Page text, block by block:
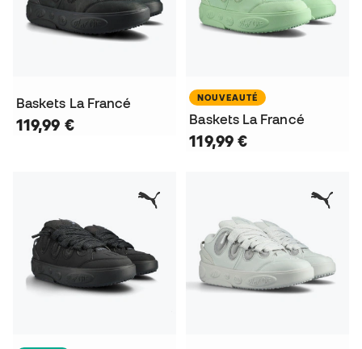
Baskets La Francé
119,99 €
NOUVEAUTÉ
Baskets La Francé
119,99 €